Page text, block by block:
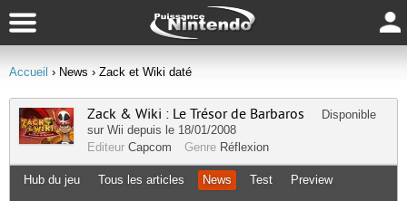
Accueil › News › Zack et Wiki daté
Zack & Wiki : Le Trésor de Barbaros
Disponible
sur Wii depuis le 18/01/2008
Editeur Capcom Genre Réflexion
Hub du jeu Tous les articles News Test Preview